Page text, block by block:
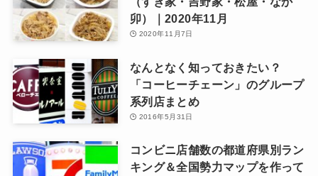
卯）｜2020年11月
2020年11月7日
なんとなく知っておきたい？
「コーヒーチェーン」のグループ
系列店まとめ
2016年5月31日
コンビニ店舗数の都道府県別ラン
キング＆全国勢力マップを作って